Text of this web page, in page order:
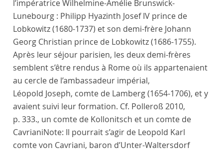
l’impératrice Wilhelmine-Amélie Brunswick-
Lunebourg : Philipp Hyazinth Josef IV prince de
Lobkowitz (1680-1737) et son demi-frère Johann
Georg Christian prince de Lobkowitz (1686-1755).
Après leur séjour parisien, les deux demi-frères
semblent s’être rendus à Rome où ils appartenaient
au cercle de l’ambassadeur impérial,
Léopold Joseph, comte de Lamberg (1654-1706), et y
avaient suivi leur formation. Cf. Polleroß 2010,
p. 333., un comte de Kollonitsch et un comte de
CavrianiNote: Il pourrait s’agir de Leopold Karl
comte von Cavriani, baron d’Unter-Waltersdorf